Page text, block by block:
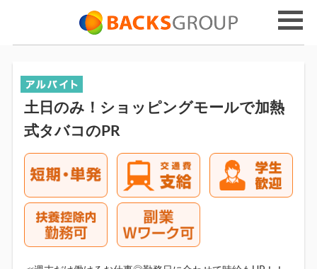
土日のみ！ショッピングモールで加熱
式タバコのPR